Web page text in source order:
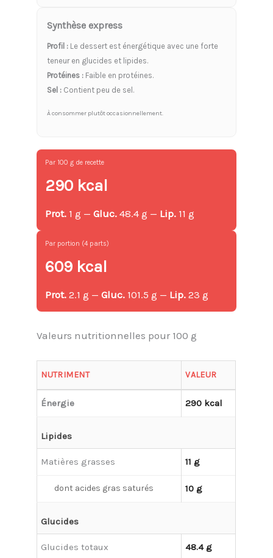
Synthèse express
Profil : Le dessert est énergétique avec une forte
teneur en glucides et lipides.
Protéines : Faible en protéines.
Sel : Contient peu de sel.
À consommer plutôt occasionnellement.
Par 100 g de recette
290 kcal
Prot. 1 g —Gluc. 48.4 g — Lip. 11 g
Par portion (4 parts)
609 kcal
Prot. 2.1 g —Gluc. 101.5 g — Lip. 23 g
Valeurs nutritionnelles pour 100 g
NUTRIMENT VALEUR
Énergie 290 kcal
Lipides
Matières grasses 11 g
dont acides gras saturés 10 g
Glucides
Glucides totaux 48.4 g